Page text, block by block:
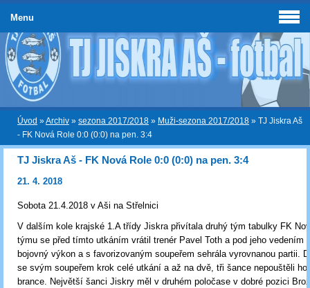
Úvod »Archiv » sezona 2017/2018 » Muži-sezona 2017/2018 » TJ Jiskra Aš
- FK Nová Role 0:0 (0:0) na pen. 3:4
TJ Jiskra Aš - FK Nová Role 0:0 (0:0) na pen. 3:4
21. 4. 2018
Sobota 21.4.2018 v Aši na Střelnici
V dalším kole krajské 1.A třídy Jiskra přivítala druhý tým tabulky FK
týmu se před tímto utkáním vrátil trenér Pavel Toth a pod jeho vedením
bojovný výkon a s favorizovaným soupeřem sehrála vyrovnanou partii.
se svým soupeřem krok celé utkání a až na dvě, tři šance nepouštěli
brance. Největší šanci Jiskry měl v druhém poločase v dobré pozici
Menu